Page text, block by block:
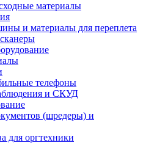
материалы
и материалы для переплета
телефоны
и СКУД
(шредеры) и
для оргтехники